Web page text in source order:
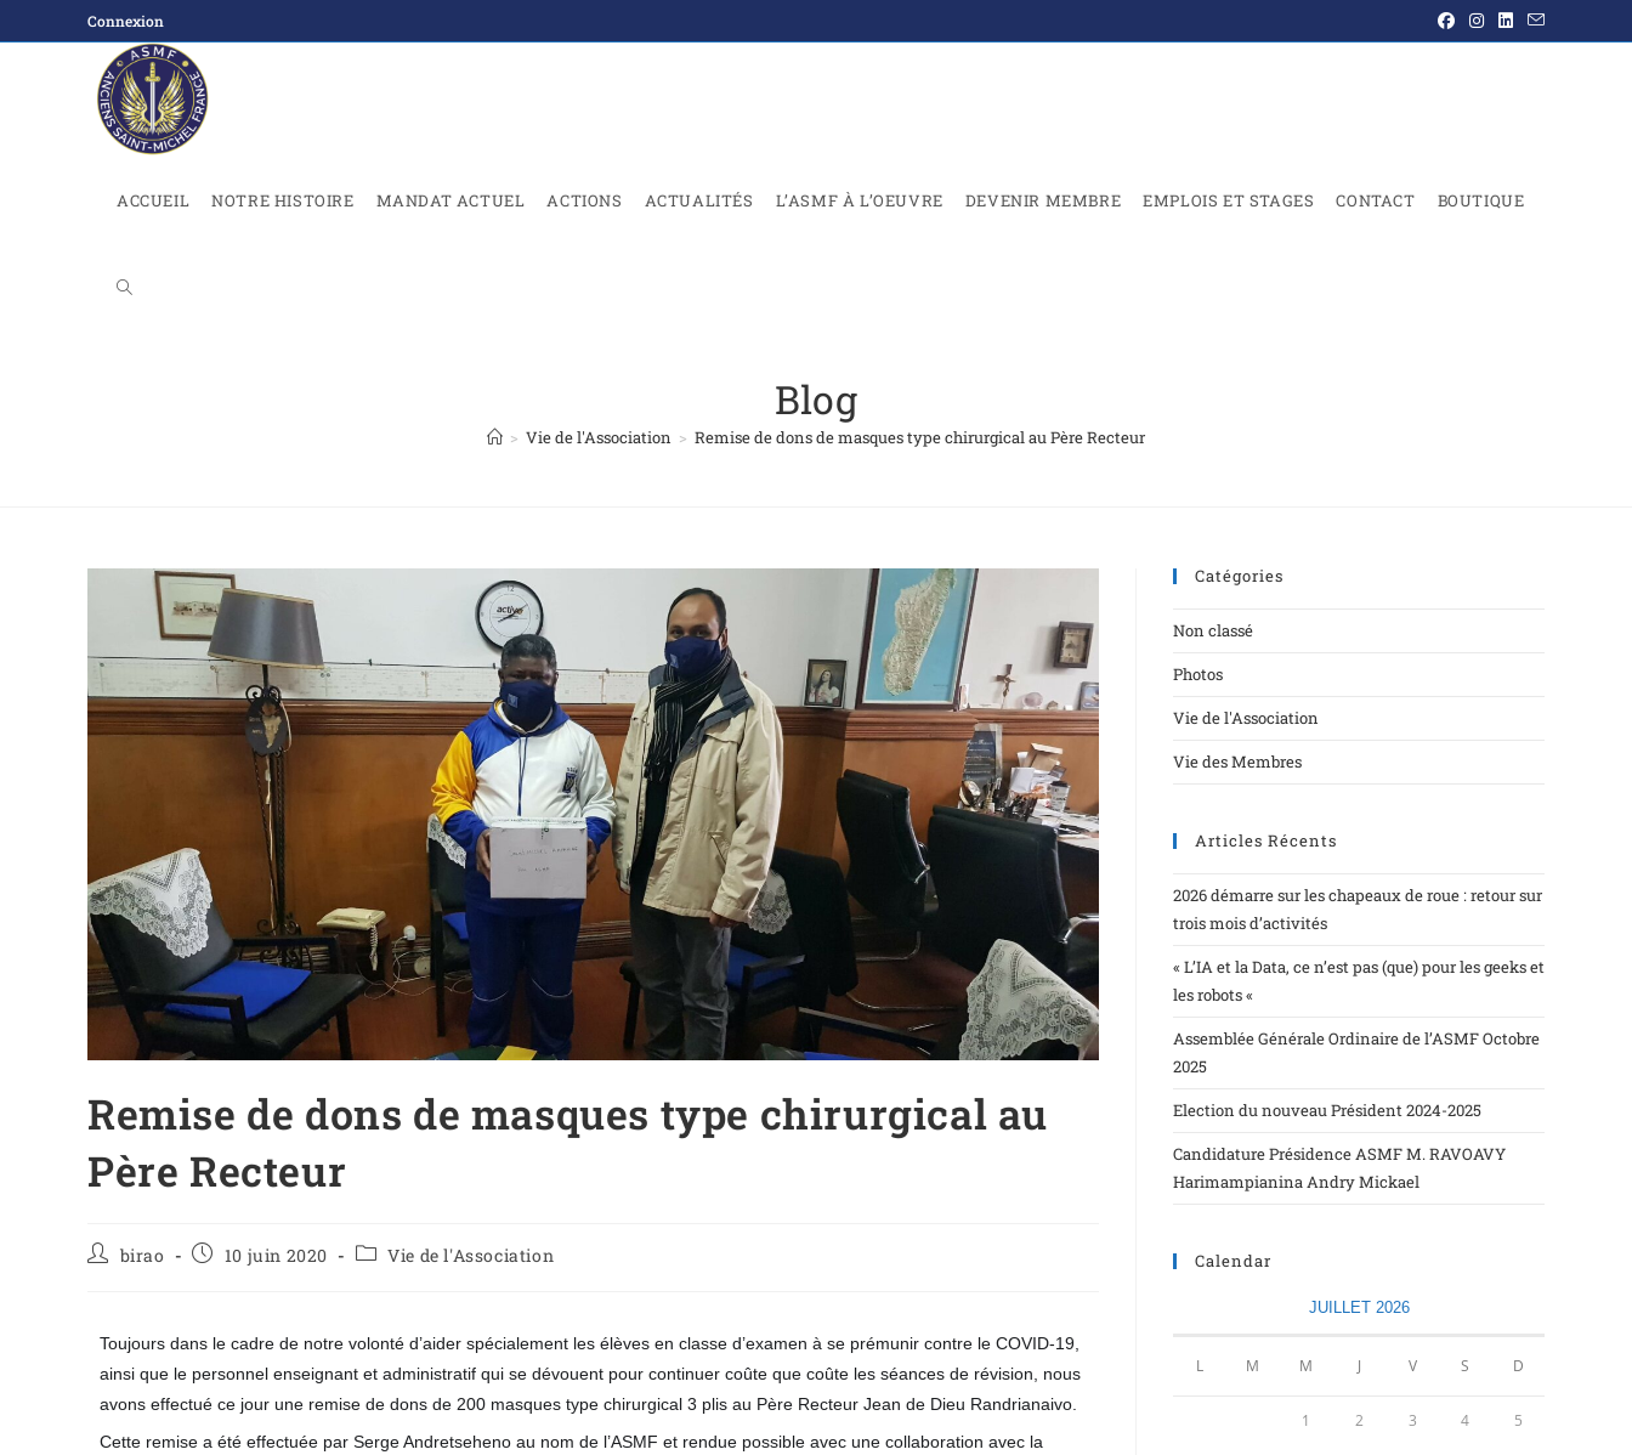
Connexion
ACCUEIL NOTRE HISTOIRE MANDAT ACTUEL ACTIONS ACTUALITÉS L’ASMF À L’OEUVRE DEVENIR MEMBRE EMPLOIS ET STAGES CONTACT BOUTIQUE
Blog
> Vie de l'Association > Remise de dons de masques type chirurgical au Père Recteur
Remise de dons de masques type chirurgical au
Père Recteur
birao 10 juin 2020 Vie de l'Association
Toujours dans le cadre de notre volonté d’aider spécialement les élèves en classe d’examen à se prémunir contre le COVID-19,
ainsi que le personnel enseignant et administratif qui se dévouent pour continuer coûte que coûte les séances de révision, nous
avons effectué ce jour une remise de dons de 200 masques type chirurgical 3 plis au Père Recteur Jean de Dieu Randrianaivo.
Cette remise a été effectuée par Serge Andretseheno au nom de l’ASMF et rendue possible avec une collaboration avec la
Catégories
Non classé
Photos
Vie de l'Association
Vie des Membres
Articles Récents
2026 démarre sur les chapeaux de roue : retour sur
trois mois d’activités
« L’IA et la Data, ce n’est pas (que) pour les geeks et
les robots «
Assemblée Générale Ordinaire de l’ASMF Octobre
2025
Election du nouveau Président 2024-2025
Candidature Présidence ASMF M. RAVOAVY
Harimampianina Andry Mickael
Calendar
JUILLET 2026
L M M J V S D
1 2 3 4 5